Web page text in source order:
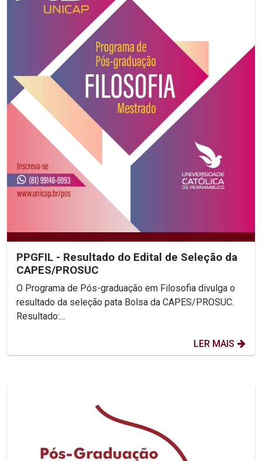
PPGFIL - Resultado do Edital de Seleção da
CAPES/PROSUC
O Programa de Pós-graduação em Filosofia divulga o
resultado da seleção pata Bolsa da CAPES/PROSUC.
Resultado:...
LER MAIS